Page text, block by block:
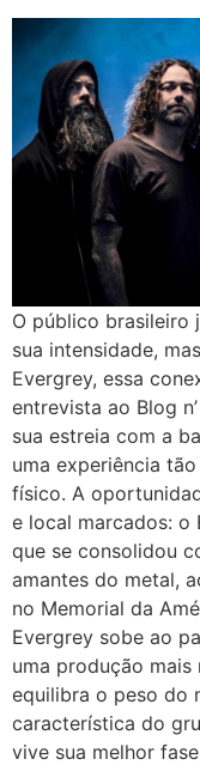
O público brasileiro
sua intensidade,
Evergrey, essa
entrevista ao Blog
sua estreia com a
uma experiência
físico. A
e local marcados: o
que se consolidou
amantes do metal,
no Memorial da
Evergrey sobe ao
uma produção
equilibra o peso do
característica do
vive sua melhor